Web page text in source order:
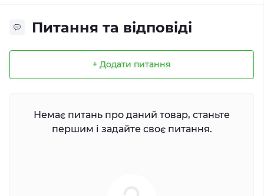
Питання та відповіді
+ Додати питання
Немає питань про даний товар, станьте
першим і задайте своє питання.